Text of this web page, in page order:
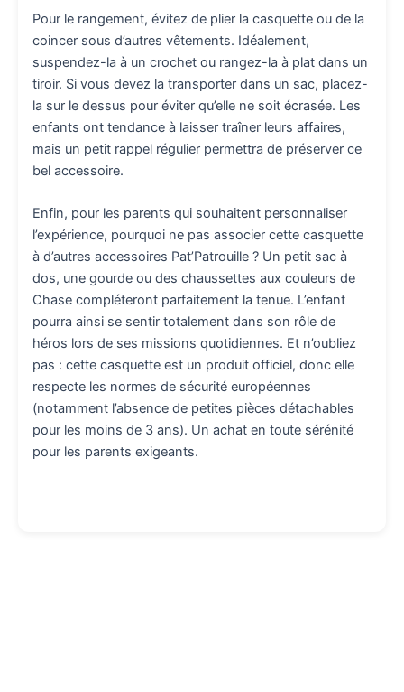
Pour le rangement, évitez de plier la casquette ou de la
coincer sous d’autres vêtements. Idéalement,
suspendez-la à un crochet ou rangez-la à plat dans un
tiroir. Si vous devez la transporter dans un sac, placez-
la sur le dessus pour éviter qu’elle ne soit écrasée. Les
enfants ont tendance à laisser traîner leurs affaires,
mais un petit rappel régulier permettra de préserver ce
bel accessoire.
Enfin, pour les parents qui souhaitent personnaliser
l’expérience, pourquoi ne pas associer cette casquette
à d’autres accessoires Pat’Patrouille ? Un petit sac à
dos, une gourde ou des chaussettes aux couleurs de
Chase compléteront parfaitement la tenue. L’enfant
pourra ainsi se sentir totalement dans son rôle de
héros lors de ses missions quotidiennes. Et n’oubliez
pas : cette casquette est un produit officiel, donc elle
respecte les normes de sécurité européennes
(notamment l’absence de petites pièces détachables
pour les moins de 3 ans). Un achat en toute sérénité
pour les parents exigeants.